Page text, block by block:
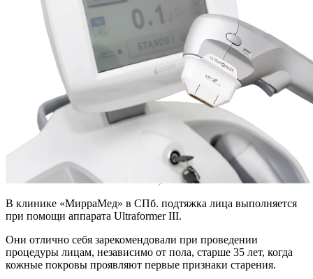
В клинике «МирраМед» в СПб. подтяжка лица выполняется
при помощи аппарата Ultraformer III.
Они отлично себя зарекомендовали при проведении
процедуры лицам, независимо от пола, старше 35 лет, когда
кожные покровы проявляют первые признаки старения.